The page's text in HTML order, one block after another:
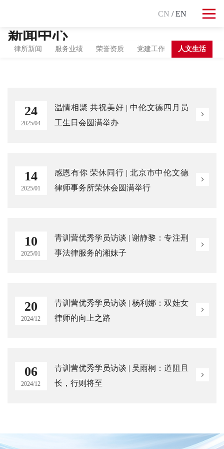
CN / EN
新闻中心
律所新闻 服务业绩 荣誉资质 党建工作 人文生活
24
2025/04
温情相聚 共祝美好 | 中伦文德四月员
工生日会圆满举办
14
2025/01
感恩有你 荣休同行 | 北京市中伦文德
律师事务所荣休会圆满举行
10
2025/01
青训营优秀学员访谈 | 谢静黎：专注刑
事法律服务的湘妹子
20
2024/12
青训营优秀学员访谈 | 杨利娜：双娃女
律师的向上之路
06
2024/12
青训营优秀学员访谈 | 吴雨桐：道阻且
长，行则将至